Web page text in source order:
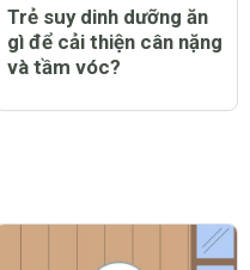
Trẻ suy dinh dưỡng ăn
gì để cải thiện cân nặng
và tầm vóc?